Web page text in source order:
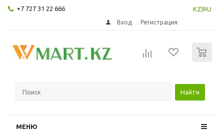
+7 727 31 22 666 KZ RU
Вход Регистрация
Найти
МЕНЮ